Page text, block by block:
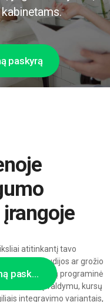
paskyrą
Sukurkite nemokamą paskyrą
atitinkantį tavo
studijos ar grožio
rezervacijų programinė
klientų valdymu, kursų
integravimo variantais,